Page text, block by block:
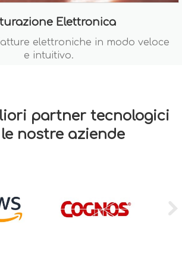
Elettronica
elettroniche in modo veloce
e intuitivo.
partner tecnologici
nostre aziende